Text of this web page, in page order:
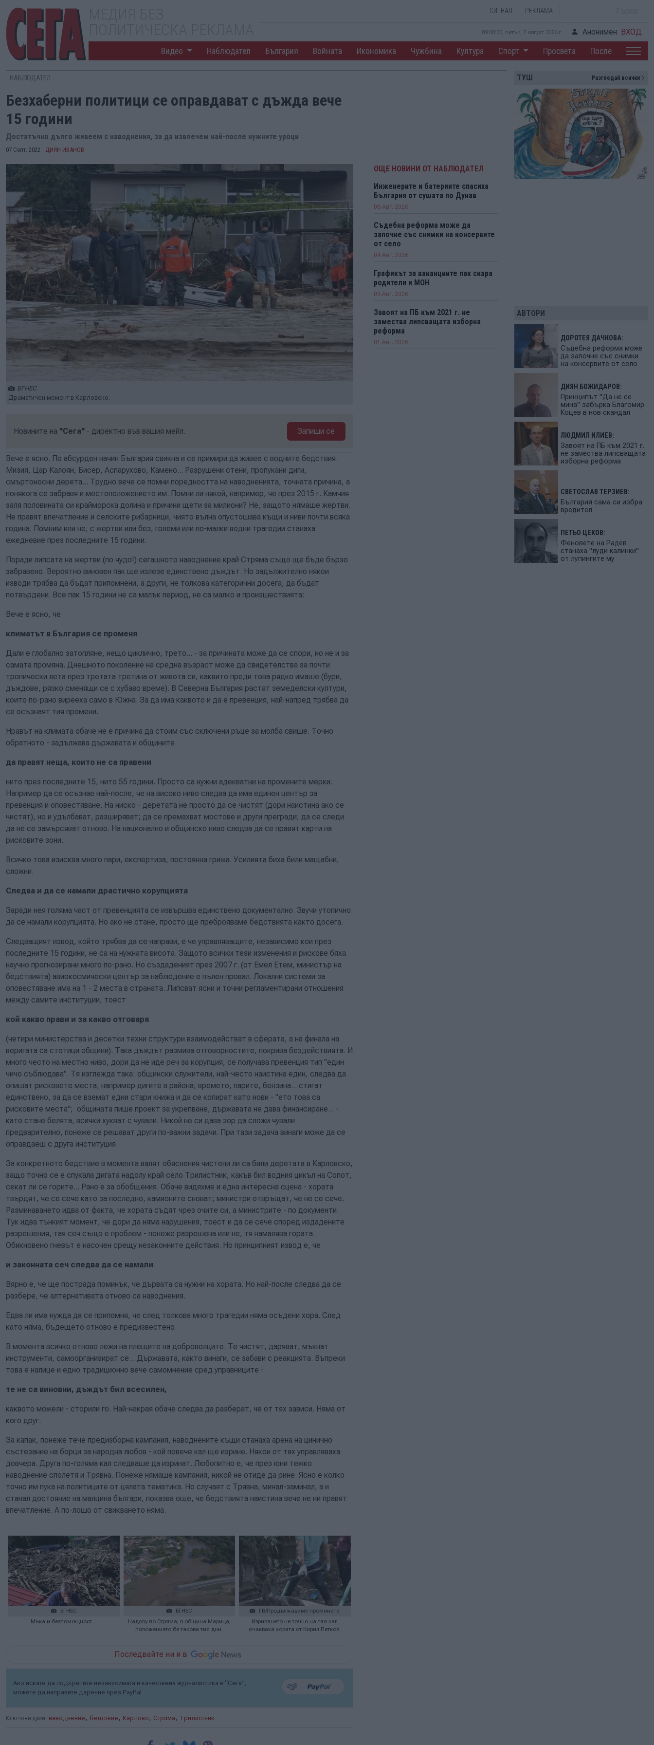
СИГНАЛ РЕКЛАМА
09:08:31, петък, 7 август 2026 г. Анонимен ВХОД
Видео Наблюдател България Войната Икономика Чужбина Култура Спорт Просвета После
НАБЛЮДАТЕЛ
Безхаберни политици се оправдават с дъжда вече
15 години
Достатъчно дълго живеем с наводнения, за да извлечем най-после нужните уроци
07 Септ. 2022 ДИЯН ИВАНОВ
БГНЕС
Драматичен момент в Карловско.
Новините на "Сега" - директно във вашия мейл. Запиши се
Вече е ясно. По абсурден начин България свикна и се примири да живее с водните бедствия.
Мизия, Цар Калоян, Бисер, Аспарухово, Камено... Разрушени стени, пропукани диги,
смъртоносни дерета... Трудно вече се помни поредността на наводненията, точната причина, а
понякога се забравя и местоположението им. Помни ли някой, например, че през 2015 г. Камчия
заля половината си крайморска долина и причини щети за милиони? Не, защото нямаше жертви.
Не правят впечатление и селските рибарници, чиято вълна опустошава къщи и ниви почти всяка
година. Помним или не, с жертви или без, големи или по-малки водни трагедии станаха
ежедневие през последните 15 години.
Поради липсата на жертви (по чудо!) сегашното наводнение край Стряма също ще бъде бързо
забравено. Вероятно виновен пак ще излезе единствено дъждът. Но задължително някои
изводи трябва да бъдат припомнени, а други, не толкова категорични досега, да бъдат
потвърдени. Все пак 15 години не са малък период, не са малко и произшествията:
Вече е ясно, че
климатът в България се променя
Дали е глобално затопляне, нещо циклично, трето... - за причината може да се спори, но не и за
самата промяна. Днешното поколение на средна възраст може да свидетелства за почти
тропически лета през третата третина от живота си, каквито преди това рядко имаше (бури,
дъждове, рязко сменящи се с хубаво време). В Северна България растат земеделски култури,
които по-рано вирееха само в Южна. За да има каквото и да е превенция, най-напред трябва да
се осъзнаят тия промени.
Нравът на климата обаче не е причина да стоим със сключени ръце за молба свише. Точно
обратното - задължава държавата и общините
да правят неща, които не са правени
нито през последните 15, нито 55 години. Просто са нужни адекватни на промените мерки.
Например да се осъзнае най-после, че на високо ниво следва да има единен център за
превенция и оповестяване. На ниско - деретата не просто да се чистят (дори наистина ако се
чистят), но и удълбават, разширяват; да се премахват мостове и други прегради; да се следи
да не се замърсяват отново. На национално и общинско ниво следва да се правят карти на
рисковите зони.
Всичко това изисква много пари, експертиза, постоянна грижа. Усилията биха били мащабни,
сложни.
Следва и да се намали драстично корупцията
Заради нея голяма част от превенцията се извършва единствено документално. Звучи утопично
да се намали корупцията. Но ако не стане, просто ще преброяваме бедствията както досега.
Следващият извод, който трябва да се направи, е че управляващите, независимо кои през
последните 15 години, не са на нужната висота. Защото всички тези изменения и рискове бяха
научно прогнозирани много по-рано. Но създаденият през 2007 г. (от Емел Етем, министър на
бедствията) авиокосмически център за наблюдение е пълен провал. Локални системи за
оповестяване има на 1 - 2 места в страната. Липсват ясни и точни регламентирани отношения
между самите институции, тоест
кой какво прави и за какво отговаря
(четири министерства и десетки техни структури взаимодействат в сферата, а на финала на
веригата са стотици общини). Така дъждът размива отговорностите, покрива бездействията. И
много често на местно ниво, дори да не иде реч за корупция, се получава превенция тип "един
чичо съблюдава". Тя изглежда така: общински служители, най-често наистина един, следва да
опишат рисковете места, например дигите в района; времето, парите, бензина... стигат
единствено, за да се вземат едни стари книжа и да се копират като нови - "ето това са
рисковите места"; общината пише проект за укрепване, държавата не дава финансиране... -
като стане белята, всички хукват с чували. Никой не си дава зор да сложи чували
предварително, понеже се решават други по-важни задачи. При тази задача винаги може да се
оправдаеш с друга институция.
За конкретното бедствие в момента валят обяснения чистени ли са били деретата в Карловско,
защо точно се е спукала дигата надолу край село Трилистник, какъв бил водния цикъл на Сопот,
секат ли се горите... Рано е за обобщения. Обаче видяхме и една интересна сцена - хората
твърдят, че се сече като за последно, камионите сноват; министри отвръщат, че не се сече.
Разминаването идва от факта, че хората съдят чрез очите си, а министрите - по документи.
Тук идва тънкият момент, че дори да няма нарушения, тоест и да се сече според издадените
разрешения, тая сеч също е проблем - понеже разрешена или не, тя намалява гората.
Обикновено гневът е насочен срещу незаконните действия. Но принципният извод е, че
и законната сеч следва да се намали
Вярно е, че ще пострада поминък, че дървата са нужни на хората. Но най-после следва да се
разбере, че алтернативата отново са наводнения.
Едва ли има нужда да се припомня, че след толкова много трагедии няма осъдени хора. След
като няма, бъдещето отново е предизвестено.
В момента всичко отново лежи на плещите на доброволците. Те чистят, даряват, мъкнат
инструменти, самоорганизират се... Държавата, както винаги, се забави с реакцията. Въпреки
това е налице и едно традиционно вече самомнение сред управниците -
те не са виновни, дъждът бил всесилен,
каквото можели - сторили го. Най-накрая обаче следва да разберат, че от тях зависи. Няма от
кого друг.
За капак, понеже тече предизборна кампания, наводнените къщи станаха арена на цинично
състезание на борци за народна любов - кой повече кал ще изрине. Някои от тях управляваха
довчера. Друга по-голяма кал следваше да изринат. Любопитно е, че през юни тежко
наводнение сполетя и Трявна. Понеже нямаше кампания, никой не отиде да рине. Ясно е колко
точно им пука на политиците от цялата тематика. Но случаят с Трявна, минал-заминал, а и
станал достояние на малцина българи, показва още, че бедствията наистина вече не ни правят
впечатление. А по-лошо от свикването няма.
БГНЕС
Мъка и безпомощност...
БГНЕС
Надолу по Стряма, в община Марица,
положението бе такова тия дни.
FB/Продължаваме промяната
Изриването не точно на тая кал
очакваха хората от Кирил Петков.
Последвайте ни и в
Ако искате да подкрепите независимата и качествена журналистика в “Сега”,
можете да направите дарение през PayPal
Ключови думи: наводнение , бедствие , Карлово , Стряма , Трилистник
ОЩЕ НОВИНИ ОТ НАБЛЮДАТЕЛ
Инженерите и батериите спасиха
България от сушата по Дунав
06 Авг. 2026
Съдебна реформа може да
започне със снимки на консервите
от село
04 Авг. 2026
Графикът за ваканциите пак скара
родители и МОН
03 Авг. 2026
Завоят на ПБ към 2021 г. не
замества липсващата изборна
реформа
01 Авг. 2026
ТУШ Разгледай всички
АВТОРИ
ДОРОТЕЯ ДАЧКОВА:
Съдебна реформа може
да започне със снимки
на консервите от село
ДИЯН БОЖИДАРОВ:
Принципът "Да не се
мина" забърка Благомир
Коцев в нов скандал
ЛЮДМИЛ ИЛИЕВ:
Завоят на ПБ към 2021 г.
не замества липсващата
изборна реформа
СВЕТОСЛАВ ТЕРЗИЕВ:
България сама си избра
вредител
ПЕТЬО ЦЕКОВ:
Феновете на Радев
станаха "луди калинки"
от лупингите му